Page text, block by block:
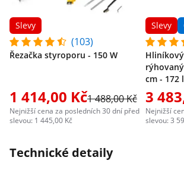
Slevy
(103)
Řezačka styroporu - 150 W
1 414,00 Kč1 488,00 Kč
Nejnižší cena za posledních 30 dní před
slevou: 1 445,00 Kč
Slevy
cm - 172 l
3
Nejnižší
slevou: 3
Technické detaily